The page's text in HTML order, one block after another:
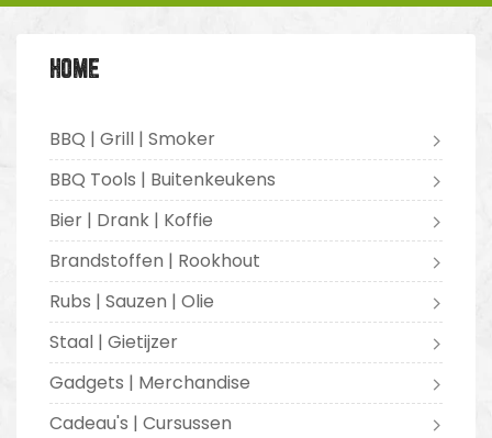
HOME
BBQ | Grill | Smoker
BBQ Tools | Buitenkeukens
Bier | Drank | Koffie
Brandstoffen | Rookhout
Rubs | Sauzen | Olie
Staal | Gietijzer
Gadgets | Merchandise
Cadeau's | Cursussen